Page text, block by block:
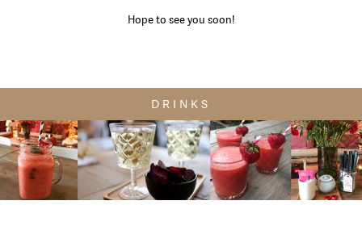
Hope to see you soon!
DRINKS